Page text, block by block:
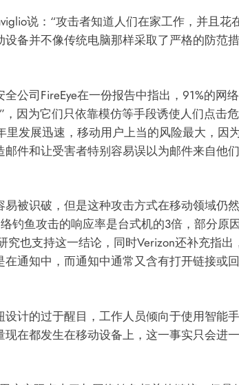
说：“攻击者知道人们在家工作，并且花
备并不像传统电脑那样采取了严格的防范
公司FireEye在一份报告中指出，91%的网
因为它们只依靠模仿等手段诱使人们点击
里发展迅速，移动用户上当的风险最大，因
件和让受害者特别容易误以为邮件来自他
被识破，但是这种攻击方式在移动领域仍然
钓鱼攻击的响应率是台式机的3倍，部分原
也支持这一结论，同时Verizon还补充指出
通知中，而通知中通常又含有打开链接或
计的过于醒目，工作人员倾向于使用智能
在都发生在移动设备上，这一事实只会进